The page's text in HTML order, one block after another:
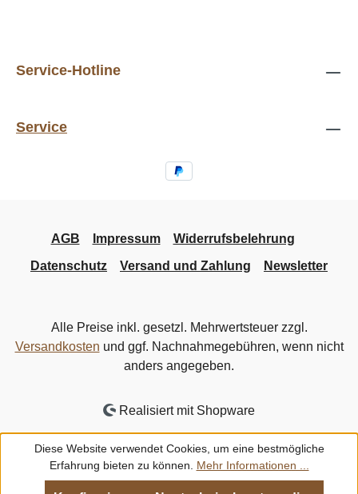
Service-Hotline
Service
AGB Impressum
Widerrufsbelehrung
Datenschutz
Versand und Zahlung Newsletter
Alle Preise inkl. gesetzl. Mehrwertsteuer zzgl.
Versandkosten und ggf. Nachnahmegebühren, wenn nicht
anders angegeben.
Realisiert mit Shopware
Diese Website verwendet Cookies, um eine bestmögliche
Erfahrung bieten zu können. Mehr Informationen ...